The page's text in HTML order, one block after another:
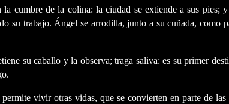
cumbre de la colina: la ciudad se extiende a sus pies;
su trabajo. Ángel se arrodilla, junto a su cuñada, como
su caballo y la observa; traga saliva: es su primer
vivir otras vidas, que se convierten en parte de